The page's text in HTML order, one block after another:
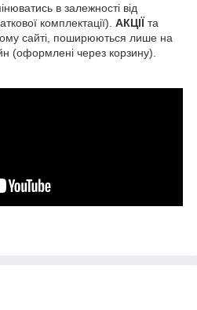
в залежності від
комплектації). АКЦІЇ та
сайті, поширюються лише на
(оформлені через корзину).